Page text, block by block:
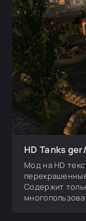
HD Tanks
Мод на HD
Содержит